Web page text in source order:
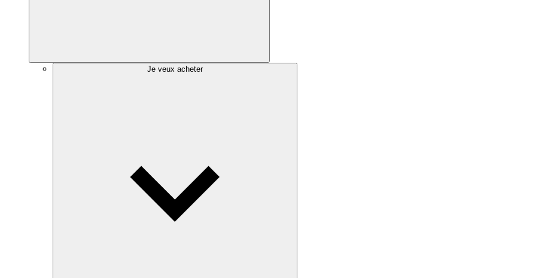
Je veux acheter